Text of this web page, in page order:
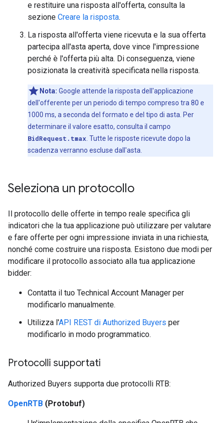
e restituire una risposta all'offerta, consulta la
sezione Creare la risposta.
La risposta all'offerta viene ricevuta e la sua offerta
partecipa all'asta aperta, dove vince l'impressione
perché è l'offerta più alta. Di conseguenza, viene
posizionata la creatività specificata nella risposta.
Nota: Google attende la risposta dell'applicazione
dell'offerente per un periodo di tempo compreso tra 80 e
1000 ms, a seconda del formato e del tipo di asta. Per
determinare il valore esatto, consulta il campo
BidRequest.tmax . Tutte le risposte ricevute dopo la
scadenza verranno escluse dall'asta.
Seleziona un protocollo
Il protocollo delle offerte in tempo reale specifica gli
indicatori che la tua applicazione può utilizzare per valutare
e fare offerte per ogni impressione inviata in una richiesta,
nonché come costruire una risposta. Esistono due modi per
modificare il protocollo associato alla tua applicazione
bidder:
Contatta il tuo Technical Account Manager per
modificarlo manualmente.
Utilizza l'API REST di Authorized Buyers per
modificarlo in modo programmatico.
Protocolli supportati
Authorized Buyers supporta due protocolli RTB:
OpenRTB (Protobuf)